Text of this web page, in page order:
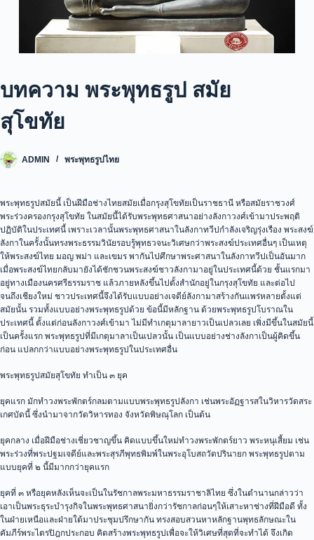
บทความ พระพุทธรูป สมัย
สุโขทัย
ADMIN พระพุทธรูปไทย
พระพุทธรูปสมัยนี้ เป็นฝีมือช่างไทยสมัยเมื่อกรุงสุโขทัยเป็นราชธานี หรือสมัยราชวงศ์
พระร่วงครองกรุงสุโขทัย ในสมัยนี้ได้รับพระพุทธศาสนาอย่างลังกาวงศ์เข้ามาประพฤติ
ปฏิบัติในประเทศนี้ เพราะเวลานั้นพระพุทธศาสนาในลังกาทวีปกำลังเจริญรุ่งเรือง พระสงฆ์
ลังกาในครั้งนั้นทรงพระธรรมวินัยรอบรู้พุทธวจนะวิเศษกว่าพระสงฆ์ประเทศอื่นๆ เป็นเหตุ
ให้พระสงฆ์ไทย มอญ พม่า และเขมร พากันไปศึกษาพระศาสนาในลังกาทวีปเป็นอันมาก
เมื่อพระสงฆ์ไทยกลับมายังได้ชักชวนพระสงฆ์ชาวลังกามาอยู่ในประเทศนี้ด้วย ชั้นแรกมา
อยู่ทางเมืองนครศรีธรรมราช แล้วภายหลังขึ้นไปตั้งสำนักอยู่ในกรุงสุโขทัย และต่อไป
จนถึงเชียงใหม่ ชาวประเทศนี้จึงได้รับแบบอย่างเจดีย์ลังกามาสร้างกันแพร่หลายตั้งแต่
สมัยนั้น รวมทั้งแบบอย่างพระพุทธรูปด้วย ข้อนี้มีหลักฐาน ด้วยพระพุทธรูปโบราณใน
ประเทศนี้ ตั้งแต่ก่อนลังกาวงศ์เข้ามา ไม่มีทำเกตุมาลายาวเป็นเปลวเลย เพิ่งมีขึ้นในสมัยนี้
เป็นครั้งแรก พระพุทธรูปที่มีเกตุมาลาเป็นเปลวนั้น เป็นแบบอย่างช่างลังกาเป็นผู้คิดขึ้น
ก่อน แปลกกว่าแบบอย่างพระพุทธรูปในประเทศอื่น
พระพุทธรูปสมัยสุโขทัย ทำเป็น ๓ ยุค
ยุคแรก มักทำวงพระพักตร์กลมตามแบบพระพุทธรูปลังกา เช่นพระอัฏฐารสในวิหารวัดสระ
เกศบัดนี้ ซึ่งนำมาจากวัดวิหารทอง จังหวัดพิษณุโลก เป็นต้น
ยุคกลาง เมื่อฝีมือช่างเชี่ยวชาญขึ้น คิดแบบขึ้นใหม่ทำวงพระพักตร์ยาว พระหนุเสี้ยม เช่น
พระร่วงที่พระปฐมเจดีย์และพระสุรภีพุทธพิมพ์ในพระอุโบสถวัดปรินายก พระพุทธรูปตาม
แบบยุคที่ ๒ นี้มีมากกว่ายุคแรก
ยุคที่ ๓ หรือยุคหลังเห็นจะเป็นในรัชกาลพระมหาธรรมราชาลิไทย ซึ่งในตำนานกล่าวว่า
เอาเป็นพระธุระบำรุงกิจในพระพุทธศาสนายิ่งกว่ารัชกาลก่อนๆให้เสาะหาช่างที่ฝีมือดี ทั้ง
ในฝ่ายเหนือและฝ่ายใต้มาประชุมปรึกษากัน ทรงสอบสวนหาหลักฐานพุทธลักษณะใน
คัมภีร์พระไตรปิฎกประกอบ คิดสร้างพระพุทธรูปเพื่อจะให้วิเศษที่สุดที่จะทำได้ จึงเกิด